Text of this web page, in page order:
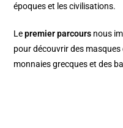
époques et les civilisations.
Lepremier parcours nous
pour découvrir des
monnaies grecques et des